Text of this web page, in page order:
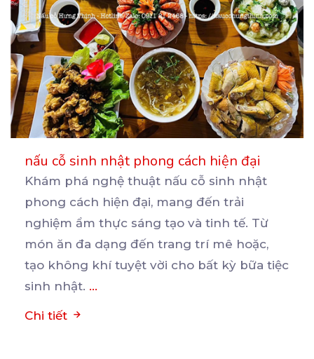
nấu cỗ sinh nhật phong cách hiện đại
Khám phá nghệ thuật nấu cỗ sinh nhật
phong cách hiện đại, mang đến trải
nghiệm ẩm thực sáng tạo và tinh tế. Từ
món ăn đa dạng đến trang trí mê hoặc,
tạo không khí tuyệt vời cho bất kỳ bữa tiệc
sinh nhật. ...
Chi tiết